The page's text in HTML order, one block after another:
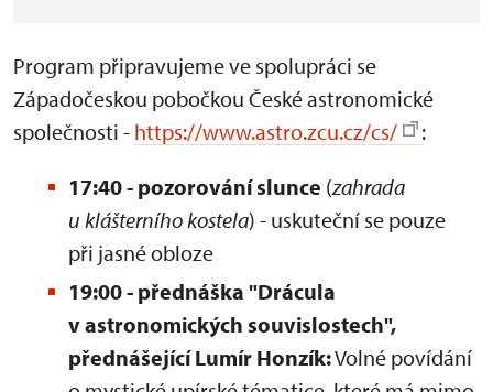
Program připravujeme ve spolupráci se
Západočeskou pobočkou České astronomické
společnosti - https://www.astro.zcu.cz/cs/
:
17:40 - pozorování slunce (zahrada
u klášterního kostela) - uskuteční se pouze
při jasné obloze
19:00 - přednáška "Drácula
v astronomických souvislostech",
přednášející Lumír Honzík:Volné povídání